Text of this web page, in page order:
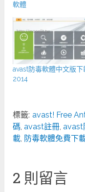
軟體
avast防毒軟體中文版下
2014
標籤: avast! Free
碼,avast註冊,avast
載, 防毒軟體免費下
2 則留言